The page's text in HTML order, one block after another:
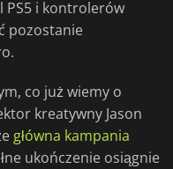
PS5 i kontrolerów
pozostanie
co już wiemy o
kreatywny Jason
główna kampania
ukończenie osiągnie